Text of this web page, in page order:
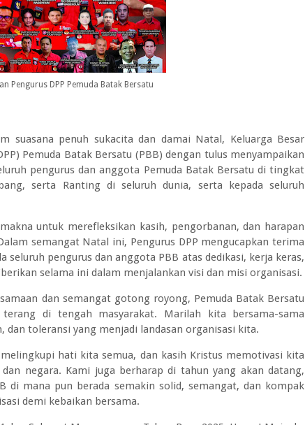
Pengurus DPP Pemuda Batak Bersatu
suasana penuh sukacita dan damai Natal, Keluarga Besar
Pemuda Batak Bersatu (PBB) dengan tulus menyampaikan
pengurus dan anggota Pemuda Batak Bersatu di tingkat
serta Ranting di seluruh dunia, serta kepada seluruh
untuk merefleksikan kasih, pengorbanan, dan harapan
semangat Natal ini, Pengurus DPP mengucapkan terima
seluruh pengurus dan anggota PBB atas dedikasi, kerja keras,
selama ini dalam menjalankan visi dan misi organisasi.
dan semangat gotong royong, Pemuda Batak Bersatu
di tengah masyarakat. Marilah kita bersama-sama
dan toleransi yang menjadi landasan organisasi kita.
hati kita semua, dan kasih Kristus memotivasi kita
negara. Kami juga berharap di tahun yang akan datang,
di mana pun berada semakin solid, semangat, dan kompak
demi kebaikan bersama.